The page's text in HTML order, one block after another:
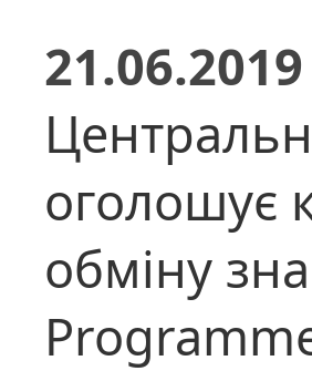
21.06.2019
оголошує
обміну